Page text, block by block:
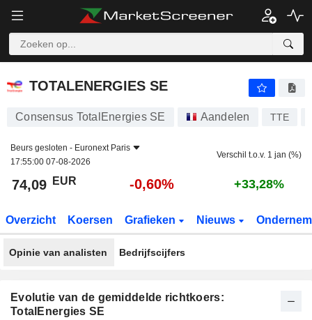
TOTALENERGIES SE
TOTALENERGIES SE
Consensus TotalEnergies SE Aandelen TTE
Beurs gesloten - Euronext Paris
17:55:00 07-08-2026
Verschil t.o.v. 1 jan (%)
74,09 EUR -0,60% +33,28%
Overzicht Koersen Grafieken Nieuws
Opinie van analisten Bedrijfscijfers
Evolutie van de gemiddelde richtkoers:
TotalEnergies SE